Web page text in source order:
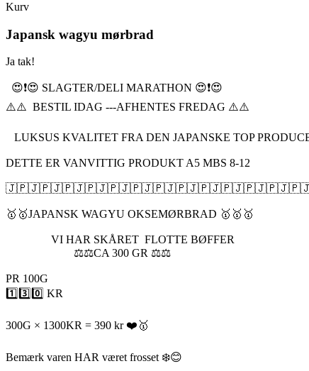
Kurv
Japansk wagyu mørbrad
Ja tak!
😍❗️😍 SLAGTER/DELI MARATHON 😍❗️😍
⚠️⚠️ BESTIL IDAG ---AFHENTES FREDAG ⚠️⚠️
LUKSUS KVALITET FRA DEN JAPANSKE TOP
DETTE ER VANVITTIG PRODUKT A5 MBS 8-12
🥇🥇JAPANSK WAGYU OKSEMØRBRAD 🥇🥇🥇
VI HAR SKÅRET FLOTTE BØFFER
⚖️⚖️CA 300 GR ⚖️⚖️
PR 100G
1️⃣3️⃣0️⃣ KR
300G × 1300KR = 390 kr ❤️🥇
Bemærk varen HAR været frosset ❄️😊